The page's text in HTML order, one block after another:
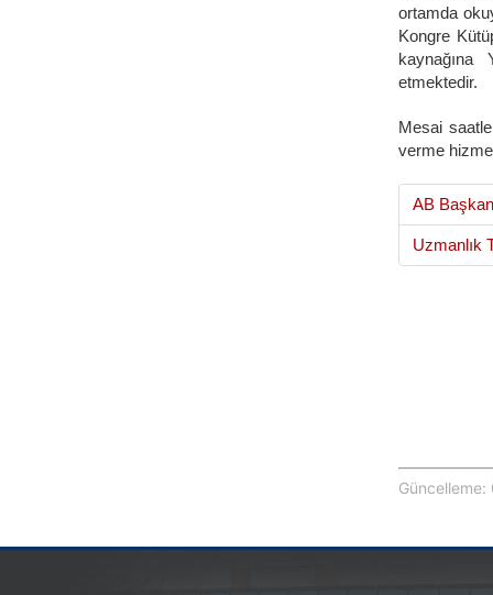
ortamda
Kongre
kaynağına
etmektedir.
Mesai
verme
AB
Uzmanlık